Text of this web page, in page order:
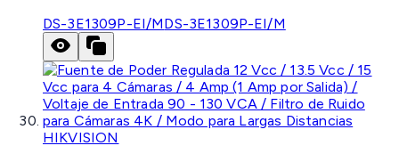
DS-3E1309P-EI/MDS-3E1309P-EI/M
HIKVISION